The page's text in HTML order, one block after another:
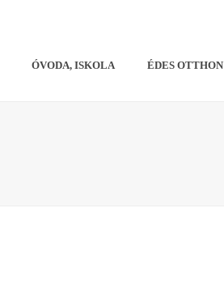
ÓVODA, ISKOLA ÉDES OTTHON